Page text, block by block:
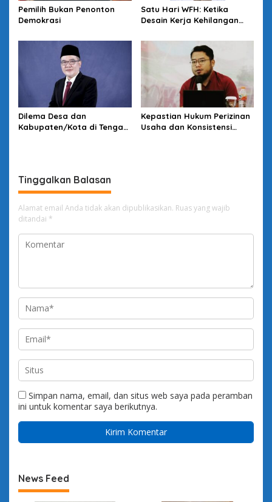
Pemilih Bukan Penonton
Demokrasi
Satu Hari WFH: Ketika
Desain Kerja Kehilangan
Dilema Desa dan
Kabupaten/Kota di Tengah
Kepastian Hukum Perizinan
Usaha dan Konsistensi
Tinggalkan Balasan
Alamat email Anda tidak akan dipublikasikan. Ruas yang wajib
ditandai *
Simpan nama, email, dan situs web saya pada peramban
ini untuk komentar saya berikutnya.
News Feed